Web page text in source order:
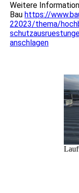
Weitere
Bau https://
22023/thema/
anschlagen